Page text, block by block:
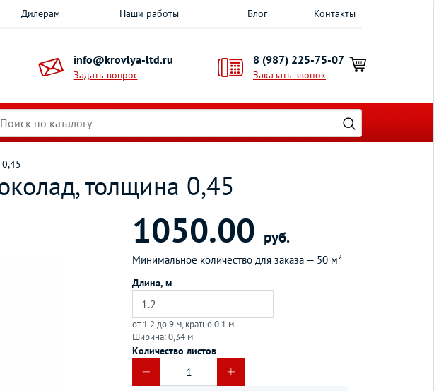
Дилерам Наши работы Блог Контакты
info@krovlya-ltd.ru
Задать вопрос
8 (987) 225-75-07
Заказать звонок
толщина 0,45
1050.00 руб.
Минимальное количество для заказа — 50 м²
Длина, м
от 1.2 до 9 м, кратно 0.1 м
Ширина: 0,34 м
Количество листов